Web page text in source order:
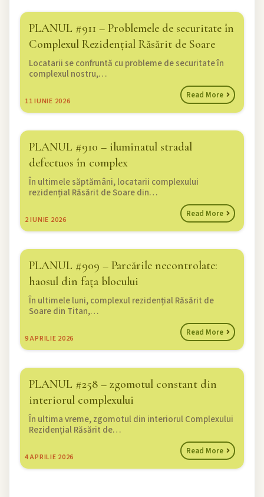
PLANUL #911 – Problemele de securitate în
Complexul Rezidențial Răsărit de Soare
11IUNIE 2026
Locatarii se confruntă cu probleme de securitate în
complexul nostru,…
Read More
PLANUL #910 – iluminatul stradal
defectuos în complex
2 IUNIE 2026
În ultimele săptămâni, locatarii complexului
rezidențial Răsărit de Soare din…
Read More
PLANUL #909 – Parcările necontrolate:
haosul din fața blocului
9 APRILIE 2026
În ultimele luni, complexul rezidențial Răsărit de
Soare din Titan,…
Read More
PLANUL #258 – zgomotul constant din
interiorul complexului
4 APRILIE 2026
În ultima vreme, zgomotul din interiorul Complexului
Rezidențial Răsărit de…
Read More